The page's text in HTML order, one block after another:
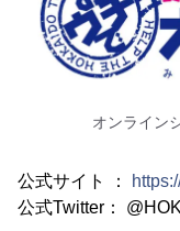
オンライン
公式サイト ：
公式Twitter：